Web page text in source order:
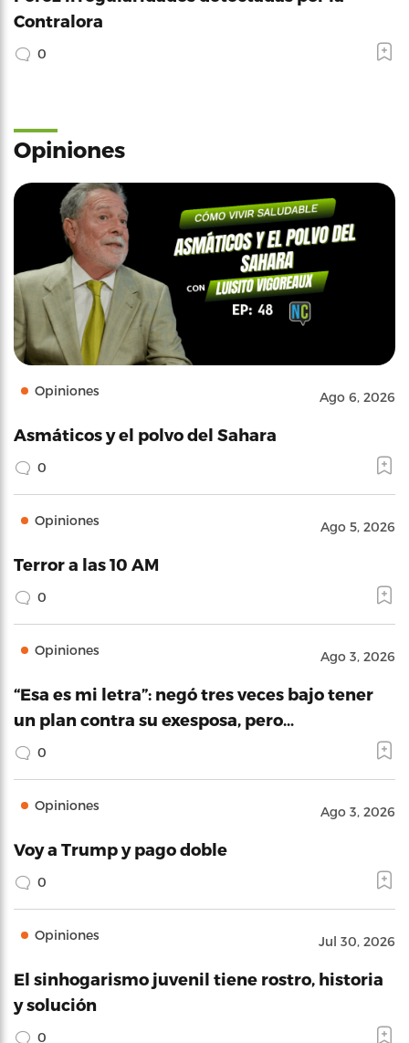
Contralora
0
Opiniones
Opiniones Ago 6, 2026
Asmáticos y el polvo del Sahara
0
Opiniones Ago 5, 2026
Terror a las 10 AM
0
Opiniones Ago 3, 2026
“Esa es mi letra”: negó tres veces bajo tener
un plan contra su exesposa, pero…
0
Opiniones Ago 3, 2026
Voy a Trump y pago doble
0
Opiniones Jul 30, 2026
El sinhogarismo juvenil tiene rostro, historia
y solución
0